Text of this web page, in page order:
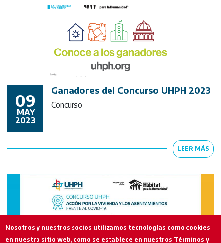
09
MAY
2023
Ganadores del Concurso UHPH 2023
Concurso
LEER MÁS
Nosotros y nuestros socios utilizamos tecnologías como cookies
en nuestro sitio web, como se establece en nuestros Términos y